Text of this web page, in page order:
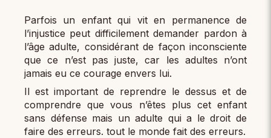
Parfois un enfant qui vit en permanence de
l’injustice peut difficilement demander pardon à
l’âge adulte, considérant de façon inconsciente
que ce n’est pas juste, car les adultes n’ont
jamais eu ce courage envers lui.
Il est important de reprendre le dessus et de
comprendre que vous n’êtes plus cet enfant
sans défense mais un adulte qui a le droit de
faire des erreurs. tout le monde fait des erreurs.